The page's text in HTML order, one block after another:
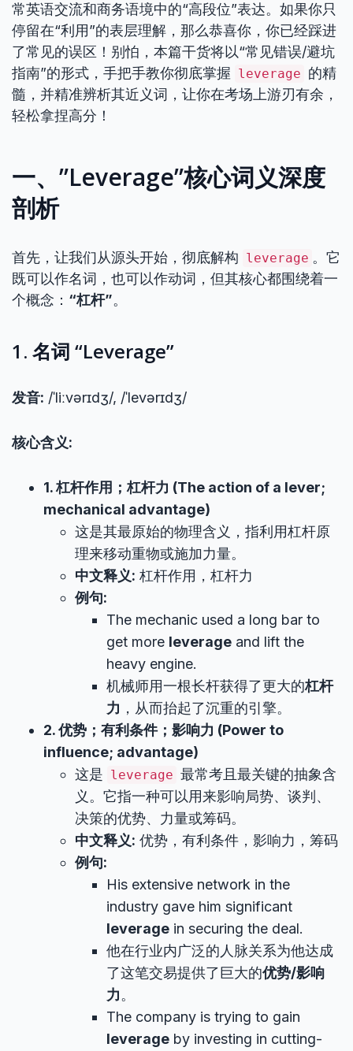
常英语交流和商务语境中的“高段位”表达。如果你只
停留在“利用”的表层理解，那么恭喜你，你已经踩进
了常见的误区！别怕，本篇干货将以“常见错误/避坑
指南”的形式，手把手教你彻底掌握 leverage 的精
髓，并精准辨析其近义词，让你在考场上游刃有余，
轻松拿捏高分！
一、”Leverage”核心词义深度
剖析
首先，让我们从源头开始，彻底解构 leverage 。它
既可以作名词，也可以作动词，但其核心都围绕着一
个概念： “杠杆”。
1. 名词 “Leverage”
发音: /ˈliːvərɪdʒ/, /ˈlevərɪdʒ/
核心含义:
1. 杠杆作用；杠杆力 (The action of a lever;
mechanical advantage)
这是其最原始的物理含义，指利用杠杆原
理来移动重物或施加力量。
中文释义: 杠杆作用，杠杆力
例句:
The mechanic used a long bar to
get more leverage and lift the
heavy engine.
机械师用一根长杆获得了更大的杠杆
力 ，从而抬起了沉重的引擎。
2. 优势；有利条件；影响力 (Power to
influence; advantage)
这是 leverage 最常考且最关键的抽象含
义。它指一种可以用来影响局势、谈判、
决策的优势、力量或筹码。
中文释义: 优势，有利条件，影响力，筹码
例句:
His extensive network in the
industry gave him significant
leverage in securing the deal.
他在行业内广泛的人脉关系为他达成
了这笔交易提供了巨大的优势/影响
力。
The company is trying to gain
leverage by investing in cutting-